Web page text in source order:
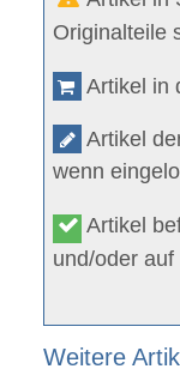
Originalteile
Artikel in
Artikel
wenn
Artikel
und/oder
Weitere